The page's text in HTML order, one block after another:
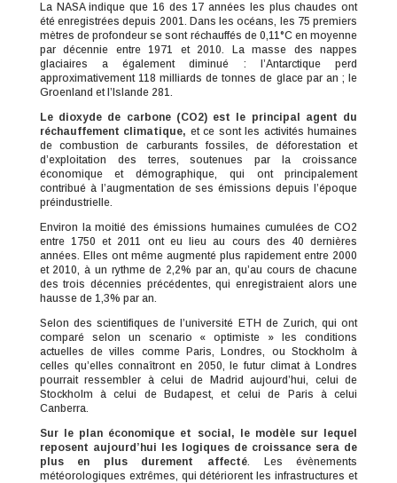
La NASA indique que 16 des 17 années les plus chaudes ont
été enregistrées depuis 2001. Dans les océans, les 75 premiers
mètres de profondeur se sont réchauffés de 0,11°C en moyenne
par décennie entre 1971 et 2010. La masse des nappes
glaciaires a également diminué : l’Antarctique perd
approximativement 118 milliards de tonnes de glace par an ; le
Groenland et l’Islande 281.
Le dioxyde de carbone (CO2) est le principal agent du
réchauffement climatique, et ce sont les activités humaines
de combustion de carburants fossiles, de déforestation et
d’exploitation des terres, soutenues par la croissance
économique et démographique, qui ont principalement
contribué à l’augmentation de ses émissions depuis l’époque
préindustrielle.
Environ la moitié des émissions humaines cumulées de CO2
entre 1750 et 2011 ont eu lieu au cours des 40 dernières
années. Elles ont même augmenté plus rapidement entre 2000
et 2010, à un rythme de 2,2% par an, qu’au cours de chacune
des trois décennies précédentes, qui enregistraient alors une
hausse de 1,3% par an.
Selon des scientifiques de l’université ETH de Zurich, qui ont
comparé selon un scenario « optimiste » les conditions
actuelles de villes comme Paris, Londres, ou Stockholm à
celles qu’elles connaîtront en 2050, le futur climat à Londres
pourrait ressembler à celui de Madrid aujourd’hui, celui de
Stockholm à celui de Budapest, et celui de Paris à celui
Canberra.
Sur le plan économique et social, le modèle sur lequel
reposent aujourd’hui les logiques de croissance sera de
plus en plus durement affecté. Les évènements
météorologiques extrêmes, qui détériorent les infrastructures et